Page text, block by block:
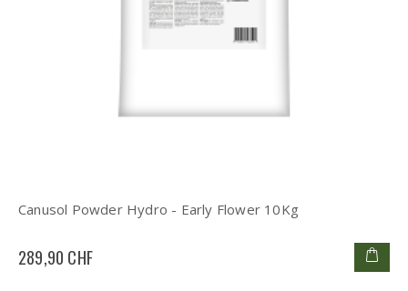
Canusol Powder Hydro - Early Flower 10Kg
289,90 CHF